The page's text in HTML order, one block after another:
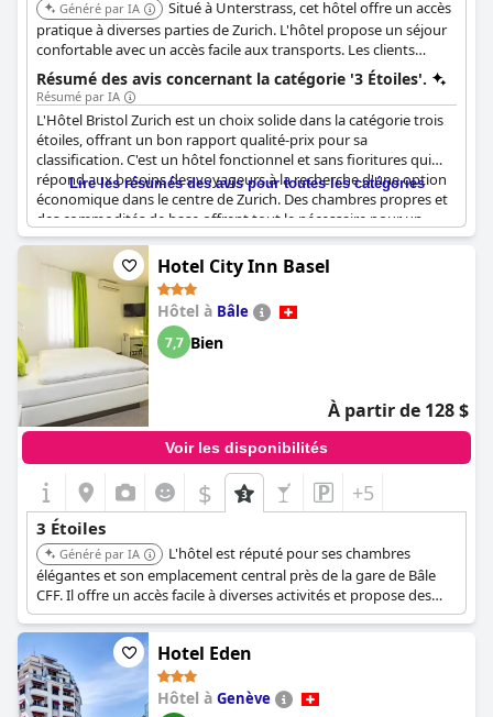
des hôtels de ville.
Dans l'ensemble, l'Hôtel St. Josef se distingue comme l'une des
meilleures options en termes de rapport qualité-prix à Zurich,
offrant une expérience confortable et fonctionnelle qui
correspond bien à sa désignation trois étoiles.
Généré par IA
Situé à Unterstrass, cet hôtel offre un accès
pratique à diverses parties de Zurich. L'hôtel propose un séjour
confortable avec un accès facile aux transports. Les clients
peuvent explorer les attractions et les quartiers d'affaires de la
ville.
Résumé des avis concernant la catégorie '3 Étoiles'.
Résumé par IA
L'Hôtel Bristol Zurich est un choix solide dans la catégorie trois
étoiles, offrant un bon rapport qualité-prix pour sa
classification. C'est un hôtel fonctionnel et sans fioritures qui
répond aux besoins des voyageurs à la recherche d'une option
économique dans le centre de Zurich. Des chambres propres et
des commodités de base offrent tout le nécessaire pour un
court séjour, ce qui en fait un choix économique idéal.
Bien que l'hôtel puisse sembler un peu daté et avoir besoin d'un
rafraîchissement, la qualité générale est acceptable. Les clients
apprécient l'approche honnête de l'hôtel, offrant des
commodités standard sans prétendre offrir le luxe d'un quatre
étoiles.
Le petit-déjeuner est simple et typique pour sa catégorie,
correspondant aux attentes d'un établissement trois étoiles.
L'emplacement de l'hôtel à Zurich est très pratique pour le prix,
ce qui en fait un excellent compromis pour ceux qui souhaitent
séjourner au centre sans trop dépenser. Les grandes chambres,
pouvant accueillir jusqu'à quatre personnes, ajoutent à son
attrait.
Dans l'ensemble, l'Hôtel Bristol Zurich est une option fiable pour
ceux qui recherchent un séjour de classe moyenne à un prix
raisonnable en Suisse. Il est considéré comme un hôtel 3 étoiles
moyen à légèrement supérieur à la moyenne, offrant tous les
éléments essentiels pour une brève visite de la ville.
Lire les résumés des avis pour toutes les catégories
Hotel City Inn Basel
Hôtel à Bâle
7,7 Bien
À partir de 128 $
Voir les disponibilités
$ +5
3 Étoiles
Généré par IA
L'hôtel est réputé pour ses chambres
élégantes et son emplacement central près de la gare de Bâle
CFF. Il offre un accès facile à diverses activités et propose des
hébergements confortables à un prix avantageux.
Hotel Eden
Hôtel à Genève